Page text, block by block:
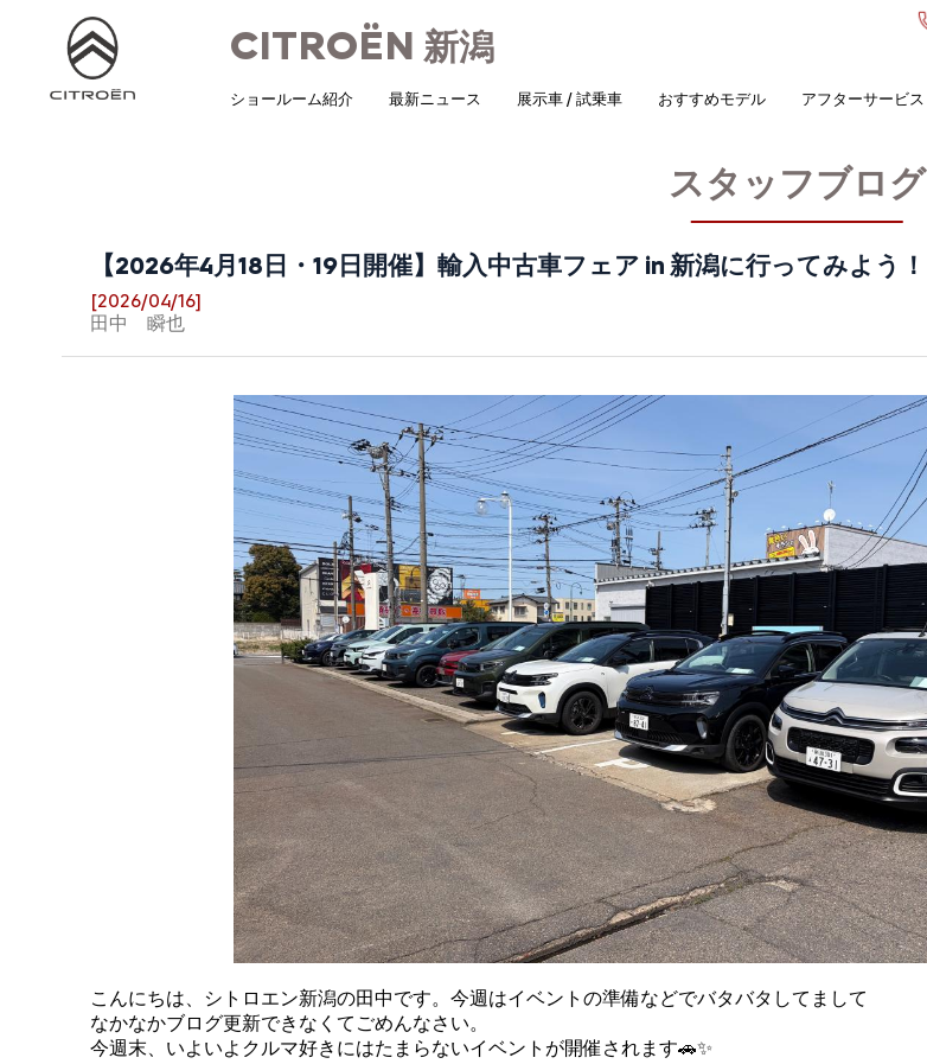
CITROËN 新潟
ショールーム紹介 最新ニュース 展示車 / 試乗車 おすすめモデル アフターサービス
スタッフブログ
【2026年4月18日・19日開催】輸入中古車フェア in 新潟に行ってみよう！
[2026/04/16]
田中 瞬也
こんにちは、シトロエン新潟の田中です。今週はイベントの準備などでバタバタしてまして
なかなかブログ更新できなくてごめんなさい。
今週末、いよいよクルマ好きにはたまらないイベントが開催されます🚗✨